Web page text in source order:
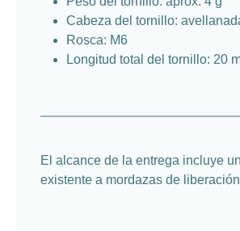
Cabeza del tornillo:
Rosca: M6
Longitud total del tornillo: 20
El alcance de la entrega incluye
existente a mordazas de